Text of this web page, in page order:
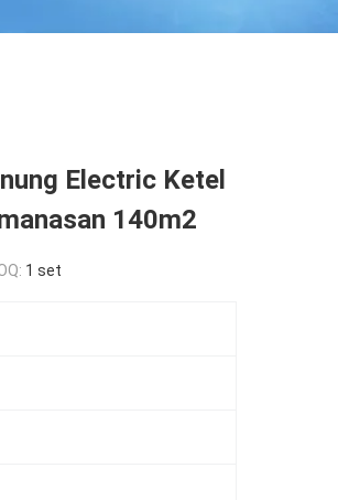
Electric Ketel
140m2
1 set